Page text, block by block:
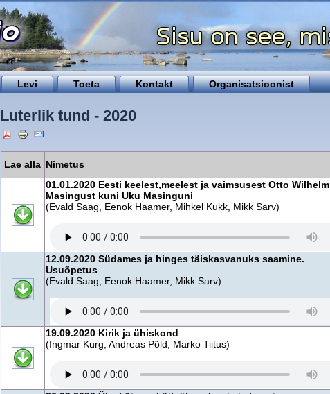
Levi Toeta Kontakt Organisatsioonist
Luterlik tund - 2020
Lae alla Nimetus
01.01.2020 Eesti keelest,meelest ja vaimsusest Otto Wilhelm
Masingust kuni Uku Masinguni
(Evald Saag, Eenok Haamer, Mihkel Kukk, Mikk Sarv)
12.09.2020 Südames ja hinges täiskasvanuks saamine.
Usuõpetus
(Evald Saag, Eenok Haamer, Mikk Sarv)
19.09.2020 Kirik ja ühiskond
(Ingmar Kurg, Andreas Põld, Marko Tiitus)